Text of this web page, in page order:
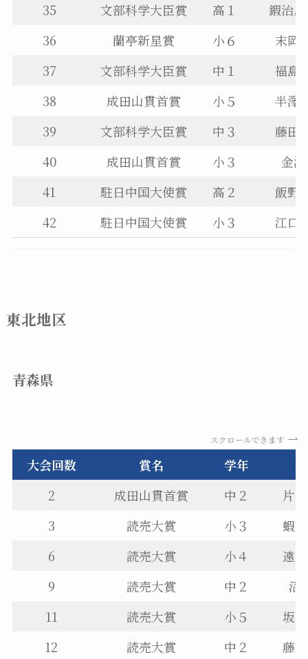
35
文部科学大臣賞 高１
鍜治
36
蘭亭新星賞 小６
末岡
37
文部科学大臣賞 中１
福島
38
成田山貫首賞 小５
半澤
39
文部科学大臣賞 中３
藤田
40
成田山貫首賞 小３
金
41
駐日中国大使賞 高２
飯野
42
駐日中国大使賞 小３ 江口
東北地区
青森県
スクロールできます
大会回数 賞名 学年
2
成田山貫首賞 中２
片
3
読売大賞 小３
蝦
6
読売大賞 小４
遠
9
読売大賞 中２
沼
11
読売大賞 小５
坂
12
読売大賞 中２
藤